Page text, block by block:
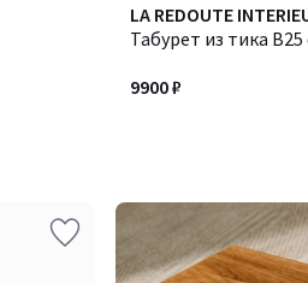
LA REDOUTE
Табурет из тика
9900 ₽